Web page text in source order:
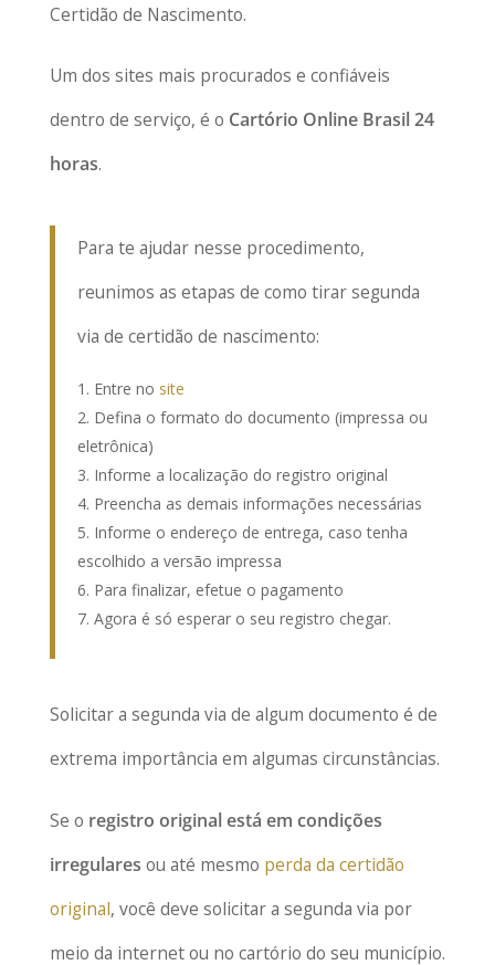
Certidão de Nascimento.
Um dos sites mais procurados e confiáveis
dentro de serviço, é o Cartório Online Brasil 24
horas.
Para te ajudar nesse procedimento,
reunimos as etapas de como tirar segunda
via de certidão de nascimento:
Entre no site
Defina o formato do documento (impressa ou
eletrônica)
Informe a localização do registro original
Preencha as demais informações necessárias
Informe o endereço de entrega, caso tenha
escolhido a versão impressa
Para finalizar, efetue o pagamento
Agora é só esperar o seu registro chegar.
Solicitar a segunda via de algum documento é de
extrema importância em algumas circunstâncias.
Se o registro original está em condições
irregulares ou até mesmo perda da certidão
original, você deve solicitar a segunda via por
meio da internet ou no cartório do seu município.